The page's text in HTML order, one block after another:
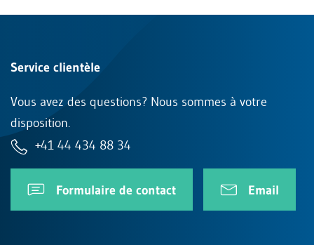
Service clientèle
Vous avez des questions? Nous sommes à votre
disposition.
+41 44 434 88 34
Formulaire de contact Email